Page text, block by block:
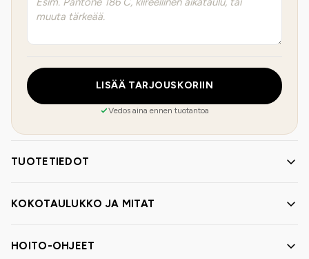
LISÄÄ TARJOUSKORIIN
Vedos aina ennen tuotantoa
TUOTETIEDOT
KOKOTAULUKKO JA MITAT
HOITO-OHJEET